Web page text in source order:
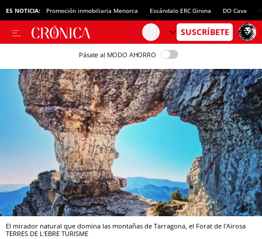
ES NOTICIA: Promoción inmobiliaria Menorca Escándalo ERC Girona DO Cava
Pásate al MODO AHORRO
El mirador natural que domina las montañas de Tarragona, el Forat de l'Airosa
TERRES DE L'EBRE TURISME